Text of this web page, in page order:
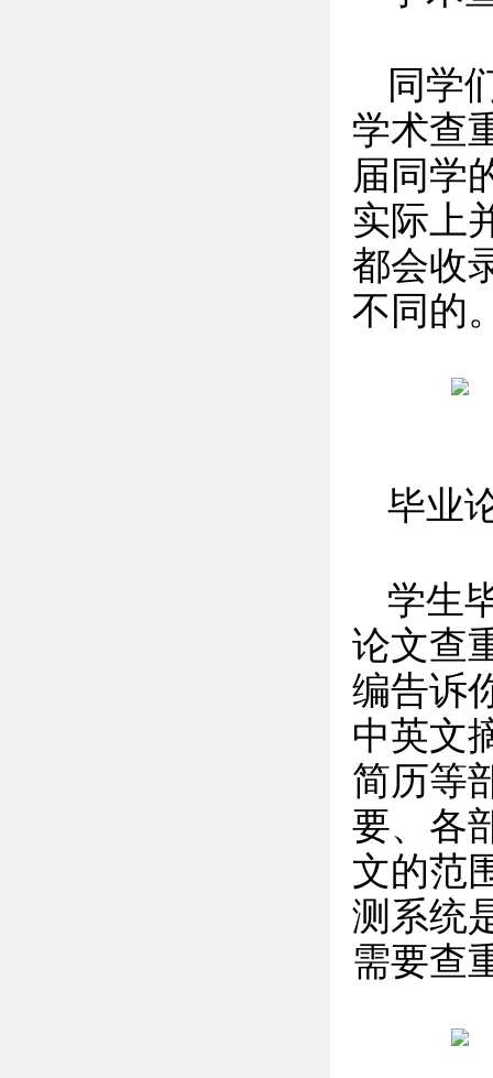
同学
学术查
届同学
实际上
都会收
不同的
毕业
学生
论文查
编告诉
中英文
简历等
要、各
文的范
测系统
需要查